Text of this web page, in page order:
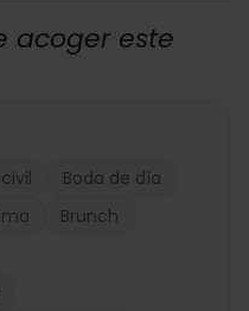
acoger este
Boda de día
Brunch